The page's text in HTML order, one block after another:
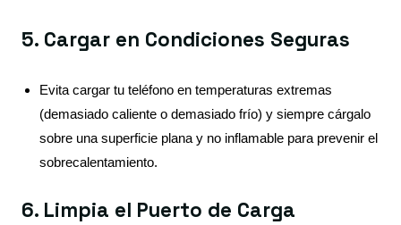
5. Cargar en Condiciones Seguras
Evita cargar tu teléfono en temperaturas extremas
(demasiado caliente o demasiado frío) y siempre cárgalo
sobre una superficie plana y no inflamable para prevenir el
sobrecalentamiento.
6. Limpia el Puerto de Carga